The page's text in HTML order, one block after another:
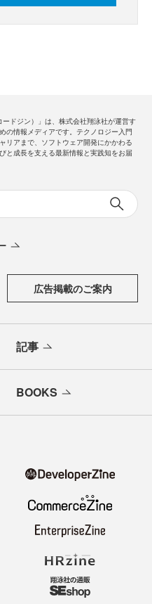
ードジン）」は、株式会社翔泳社が運営す
の情報メディアです。テクノロジー入門
リアまで、ソフトウェア開発にかかわる
と成長を支える最新情報と実践知をお届
広告掲載のご案内
記事
BOOKS